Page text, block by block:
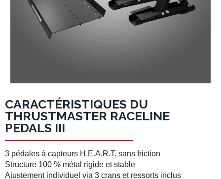
CARACTÉRISTIQUES DU
THRUSTMASTER RACELINE
PEDALS III
3 pédales à capteurs H.E.A.R.T. sans friction
Structure 100 % métal rigide et stable
Ajustement individuel via 3 crans et ressorts inclus